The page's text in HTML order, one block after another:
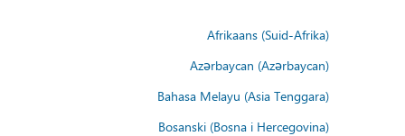
Afrikaans (Suid-Afrika)
Azərbaycan (Azərbaycan)
Bahasa Melayu (Asia Tenggara)
Bosanski (Bosna i Hercegovina)